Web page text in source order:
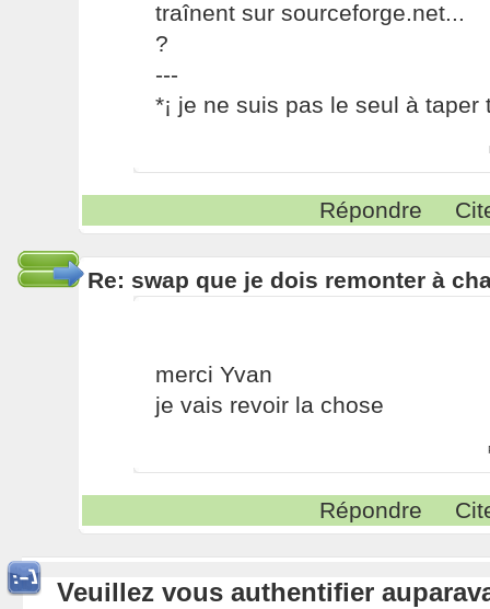
traînent sur sourceforge.net...
?
---
*¡ je ne suis pas le seul à taper
Répondre
Re: swap que je dois remonter à
merci Yvan
je vais revoir la chose
Répondre
Veuillez vous authentifier